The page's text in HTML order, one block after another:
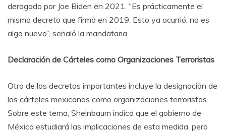
derogado por Joe Biden en 2021. “Es prácticamente el
mismo decreto que firmó en 2019. Esto ya ocurrió, no es
algo nuevo”, señaló la mandataria.
Declaración de Cárteles como Organizaciones Terroristas
Otro de los decretos importantes incluye la designación de
los cárteles mexicanos como organizaciones terroristas.
Sobre este tema, Sheinbaum indicó que el gobierno de
México estudiará las implicaciones de esta medida, pero